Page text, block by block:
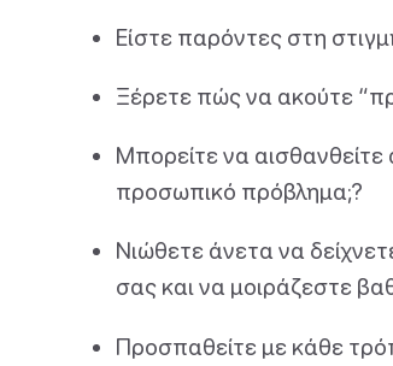
Είστε παρόντες στη
Ξέρετε πώς να ακούτε
Μπορείτε να αισθανθείτε
προσωπικό πρόβλημα;?
Νιώθετε άνετα να
σας και να μοιράζεστε
Προσπαθείτε με κάθε